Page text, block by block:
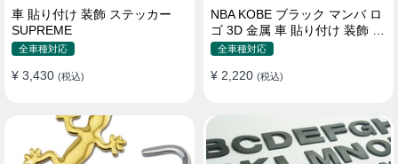
車 貼り付け 装飾 ステッカー
SUPREME
全車種対応
¥ 3,430 (税込)
NBA KOBE ブラック マンバ ロ
ゴ 3D 金属 車 貼り付け 装飾 ス
テッカー
全車種対応
¥ 2,220 (税込)